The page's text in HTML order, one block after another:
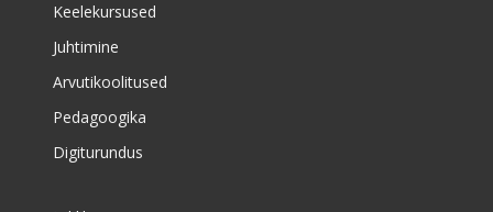
Keelekursused
Juhtimine
Arvutikoolitused
Pedagoogika
Digiturundus